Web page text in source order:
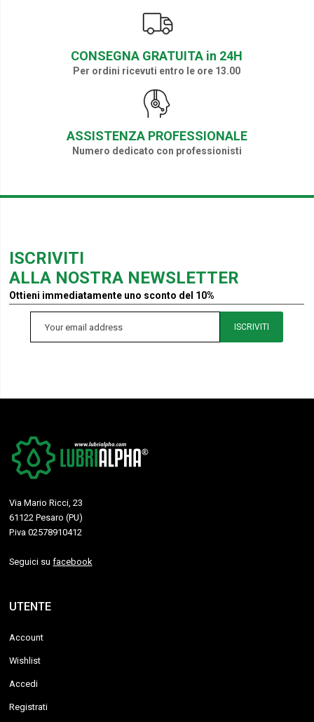
CONSEGNA GRATUITA in 24H
Per ordini ricevuti entro le ore 13.00
ASSISTENZA PROFESSIONALE
Numero dedicato con professionisti
ISCRIVITI
ALLA NOSTRA NEWSLETTER
Ottieni immediatamente uno sconto del 10%
ISCRIVITI
Via Mario Ricci, 23
61122 Pesaro (PU)
P.iva 02578910412
Seguici sufacebook
UTENTE
Account
Wishlist
Accedi
Registrati